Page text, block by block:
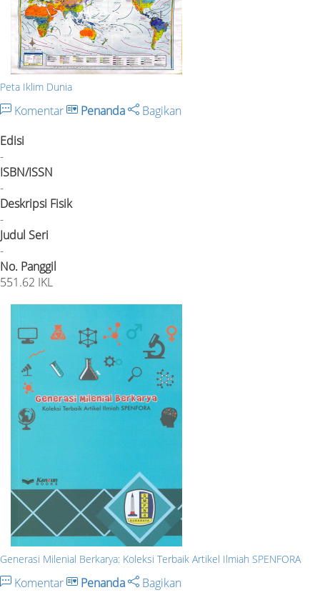
Peta Iklim Dunia
Komentar Penanda
Bagikan
Edisi
-
ISBN/ISSN
-
Deskripsi Fisik
-
Judul Seri
-
No. Panggil
551.62 IKL
Generasi Milenial Berkarya: Koleksi Terbaik Artikel Ilmiah SPENFORA
Komentar Penanda Bagikan